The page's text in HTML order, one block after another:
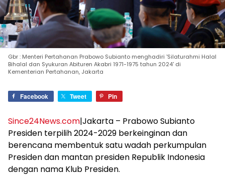
Gbr : Menteri Pertahanan Prabowo Subianto menghadiri 'Silaturahmi Halal
Bihalal dan Syukuran Abituren Akabri 1971-1975 tahun 2024' di
Kementerian Pertahanan, Jakarta
Facebook Tweet Pin
Since24News.com|Jakarta – Prabowo Subianto
Presiden terpilih 2024-2029 berkeinginan dan
berencana membentuk satu wadah perkumpulan
Presiden dan mantan presiden Republik Indonesia
dengan nama Klub Presiden.